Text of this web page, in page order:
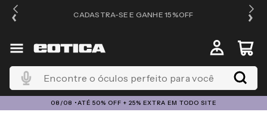
CADASTRA-SE E GANHE 15%OFF
Encontre o óculos perfeito para você
08/08 •ATÉ 50% OFF + 25% EXTRA EM TODO SITE